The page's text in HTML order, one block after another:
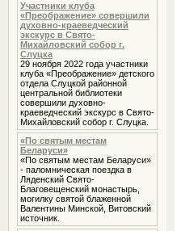
Участники клуба
«Преображение» совершили
духовно-краеведческий
экскурс в Свято-
Михайловский собор г.
Слуцка
29 ноября 2022 года участники
клуба «Преображение» детского
отдела Слуцкой районной
центральной библиотеки
совершили духовно-
краеведческий экскурс в Свято-
Михайловский собор г. Слуцка.
«По святым местам
Беларуси»
«По святым местам Беларуси»
- паломническая поездка в
Ляденский Свято-
Благовещенский монастырь,
могилку святой блаженной
Валентины Минской, Витовский
источник.